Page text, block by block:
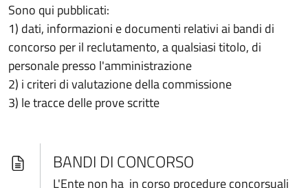
Sono qui pubblicati:
1) dati, informazioni e documenti relativi ai bandi di
concorso per il reclutamento, a qualsiasi titolo, di
personale presso l'amministrazione
2) i criteri di valutazione della commissione
3) le tracce delle prove scritte
BANDI DI CONCORSO
L'Ente non ha in corso procedure concorsuali